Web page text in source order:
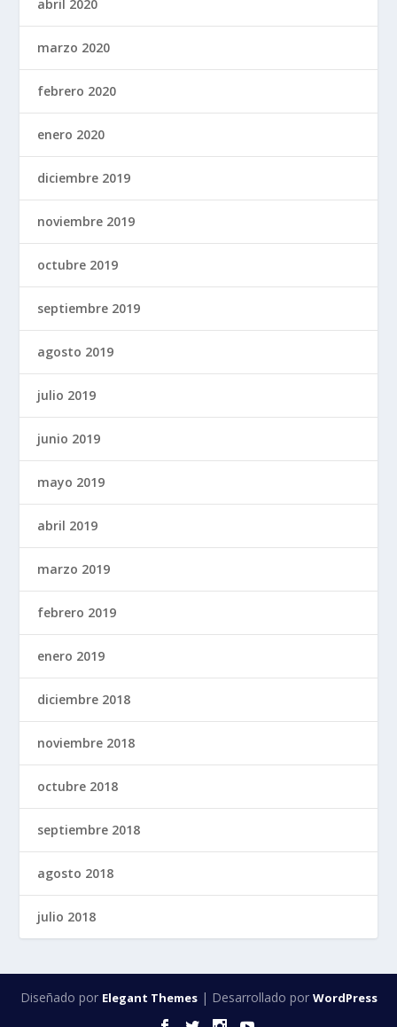
abril 2020
marzo 2020
febrero 2020
enero 2020
diciembre 2019
noviembre 2019
octubre 2019
septiembre 2019
agosto 2019
julio 2019
junio 2019
mayo 2019
abril 2019
marzo 2019
febrero 2019
enero 2019
diciembre 2018
noviembre 2018
octubre 2018
septiembre 2018
agosto 2018
julio 2018
Diseñado por Elegant Themes| Desarrollado por WordPress